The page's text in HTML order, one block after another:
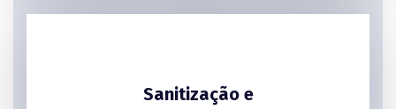
Sanitização e